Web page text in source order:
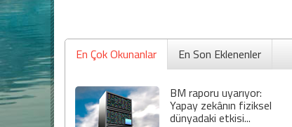
En Çok Okunanlar En Son Eklenenler
BM raporu uyarıyor:
Yapay zekânın fiziksel
dünyadaki etkisi...